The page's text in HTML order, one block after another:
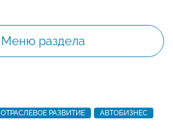
Меню раздела
ОТРАСЛЕВОЕ РАЗВИТИЕ АВТОБИЗНЕС